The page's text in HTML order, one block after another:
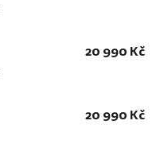
20 990 Kč
20 990 Kč